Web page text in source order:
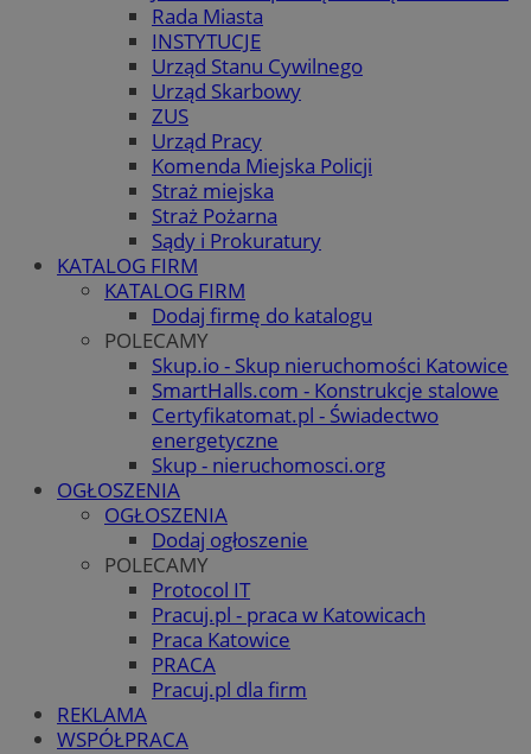
Rada Miasta
INSTYTUCJE
Urząd Stanu Cywilnego
Urząd Skarbowy
ZUS
Urząd Pracy
Komenda Miejska Policji
Straż miejska
Straż Pożarna
Sądy i Prokuratury
KATALOG FIRM
KATALOG FIRM
Dodaj firmę do katalogu
POLECAMY
Skup.io - Skup nieruchomości Katowice
SmartHalls.com - Konstrukcje stalowe
Certyfikatomat.pl - Świadectwo
energetyczne
Skup - nieruchomosci.org
OGŁOSZENIA
OGŁOSZENIA
Dodaj ogłoszenie
POLECAMY
Protocol IT
Pracuj.pl - praca w Katowicach
Praca Katowice
PRACA
Pracuj.pl dla firm
REKLAMA
WSPÓŁPRACA